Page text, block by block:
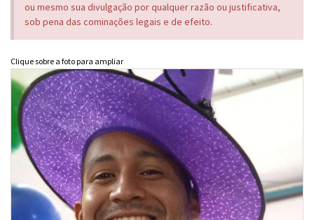
ou mesmo sua divulgação por qualquer razão ou justificativa,
sob pena das cominações legais e de efeito.
Clique sobre a foto para ampliar